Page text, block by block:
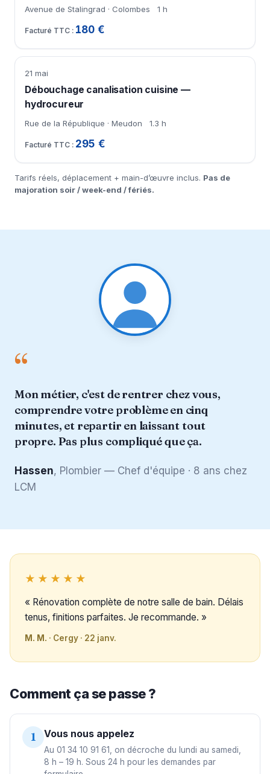
Avenue de Stalingrad · Colombes 1 h
180 €
21 mai
Débouchage canalisation cuisine —
hydrocureur
Rue de la République · Meudon 1.3 h
295 €
Tarifs réels, déplacement + main-d’œuvre inclus. Pas de
majoration soir / week-end / fériés.
“
Mon métier, c'est de rentrer chez vous,
comprendre votre problème en cinq
minutes, et repartir en laissant tout
propre. Pas plus compliqué que ça.
Hassen, Plombier — Chef d'équipe · 8 ans chez
LCM
★★★★★
« Rénovation complète de notre salle de bain. Délais
tenus, finitions parfaites. Je recommande. »
M. M. · Cergy · 22 janv.
Comment ça se passe ?
1 Vous nous appelez
Au 01 34 10 91 61, on décroche du lundi au samedi,
8 h – 19 h. Sous 24 h pour les demandes par